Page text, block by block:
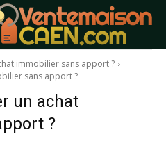
immobilier sans apport ?
sans apport ?
un achat
?